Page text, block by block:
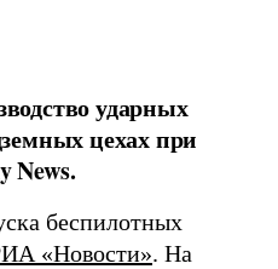
ударных
цехах при
News.
беспилотных
«Новости». На